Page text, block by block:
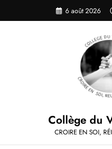
contenu
6 août 2026
Collège du
CROIRE EN SOI,